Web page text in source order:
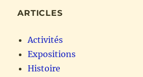
ARTICLES
Activités
Expositions
Histoire